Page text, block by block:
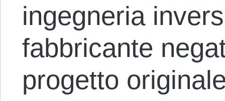
ingegneria
fabbricante
progetto